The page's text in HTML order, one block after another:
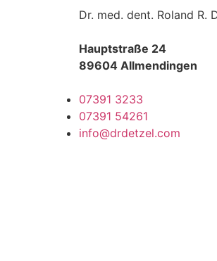
Dr. med. dent. Roland R.
Hauptstraße 24
89604 Allmendingen
07391 3233
07391 54261
info@drdetzel.com